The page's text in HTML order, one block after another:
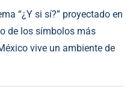
“¿Y si sí?” proyectado en
de los símbolos más
vive un ambiente de